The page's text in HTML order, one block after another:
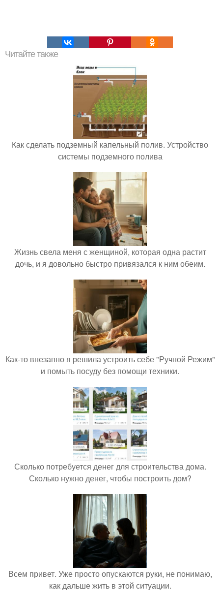
Читайте также
Как сделать подземный капельный полив. Устройство
системы подземного полива
Жизнь свела меня с женщиной, которая одна растит
дочь, и я довольно быстро привязался к ним обеим.
Как-то внезапно я решила устроить себе "Ручной Режим"
и помыть посуду без помощи техники.
Сколько потребуется денег для строительства дома.
Сколько нужно денег, чтобы построить дом?
Всем привет. Уже просто опускаются руки, не понимаю,
как дальше жить в этой ситуации.